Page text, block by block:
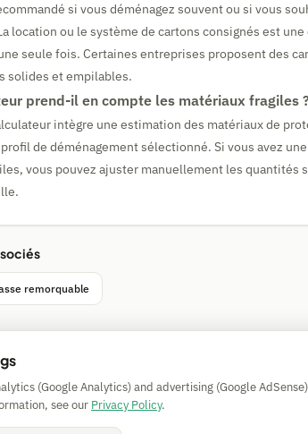
si vous déménagez souvent ou si vous
location ou le système de cartons consignés est
seule fois. Certaines entreprises proposent des
solides et empilables.
prend-il en compte les matériaux fragiles
intègre une estimation des matériaux de
de déménagement sélectionné. Si vous avez
vous pouvez ajuster manuellement les quantités
remorquable
Impressum
| Privacy | Terms |
(Google Analytics) and advertising (Google
see our Privacy Policy.